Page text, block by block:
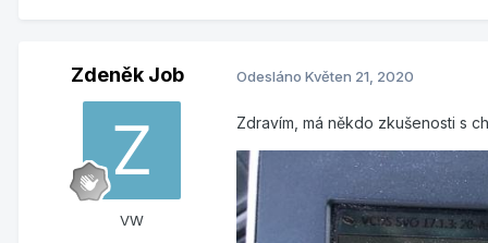
Zdeněk Job
VW
Odesláno Květen 21, 2020
Zdravím, má někdo zkušenosti s